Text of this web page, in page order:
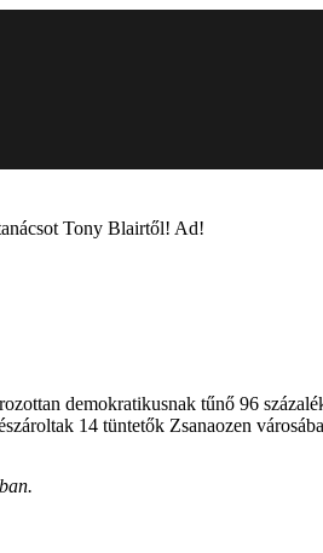
Tony Blairtől! Ad!
demokratikusnak tűnő 96
14 tüntetők Zsanaozen